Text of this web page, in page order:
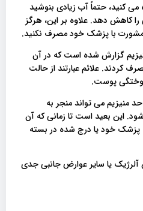
می کنید، حتماً آب زیادی بنوشید
کاهش دهد. علاوه بر این، هرگز
با پزشک خود مصرف نکنید.
گزارش شده است که در آن
کردند. علائم عبارتند از حالت
پوست.
منیزیم می تواند منجر به
این بعید است تا زمانی که آن
پزشک خود یا درج شده در بسته
یا سایر عوارض جانبی جدی